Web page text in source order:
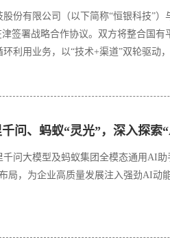
股份有限公司（以下简称“恒银科技”
签署战略合作协议。双方将整合国
利用业务，以“技术+渠道”双轮驱动
问、蚂蚁“灵光”，深入探索
问大模型及蚂蚁集团全模态通用AI
局，为企业高质量发展注入强劲AI动